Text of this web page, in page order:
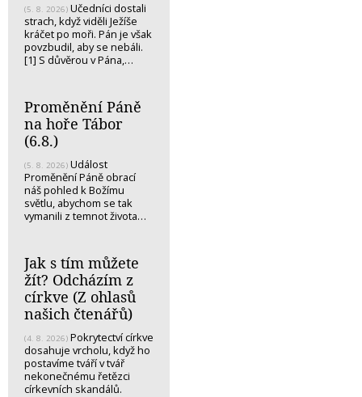
(5. 8. 2026) Učedníci dostali
strach, když viděli Ježíše
kráčet po moři. Pán je však
povzbudil, aby se nebáli.
[1] S důvěrou v Pána,…
Proměnění Páně
na hoře Tábor
(6.8.)
(5. 8. 2026) Událost
Proměnění Páně obrací
náš pohled k Božímu
světlu, abychom se tak
vymanili z temnot života…
Jak s tím můžete
žít? Odcházím z
církve (Z ohlasů
našich čtenářů)
(4. 8. 2026) Pokrytectví církve
dosahuje vrcholu, když ho
postavíme tváří v tvář
nekonečnému řetězci
církevních skandálů.